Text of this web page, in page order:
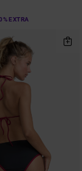
EXTRA